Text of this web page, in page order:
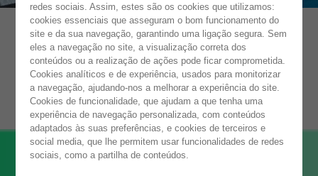
NOESIS MANIFESTO
TOGETHER WE GROW
redes sociais. Assim, estes são os cookies que utilizamos:
cookies essenciais que asseguram o bom funcionamento do
site e da sua navegação, garantindo uma ligação segura. Sem
eles a navegação no site, a visualização correta dos
conteúdos ou a realização de ações pode ficar comprometida.
Cookies analíticos e de experiência, usados para monitorizar
a navegação, ajudando-nos a melhorar a experiência do site.
Cookies de funcionalidade, que ajudam a que tenha uma
experiência de navegação personalizada, com conteúdos
adaptados às suas preferências, e cookies de terceiros e
social media, que lhe permitem usar funcionalidades de redes
sociais, como a partilha de conteúdos.